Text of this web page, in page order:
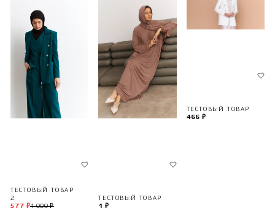
ТЕСТОВЫЙ ТОВАР
2
577 ₽1 000 ₽
ТЕСТОВЫЙ ТОВАР
1 ₽
ТЕСТОВЫЙ ТОВАР
466 ₽